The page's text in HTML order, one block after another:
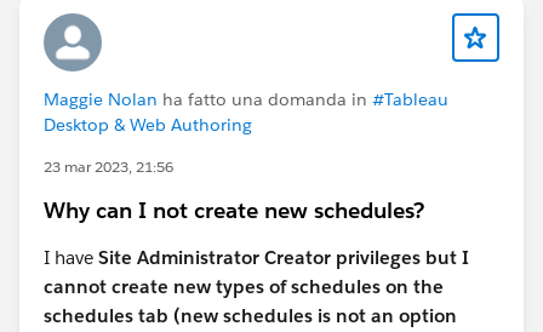
Maggie Nolan ha fatto una domanda in #Tableau
Desktop & Web Authoring
23 mar 2023, 21:56
Why can I not create new schedules?
I have Site Administrator Creator privileges but I
cannot create new types of schedules on the
schedules tab (new schedules is not an option